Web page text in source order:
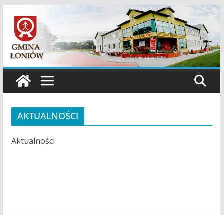
treści
AKTUALNOŚCI
Aktualności